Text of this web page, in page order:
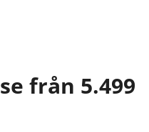
från 5.499